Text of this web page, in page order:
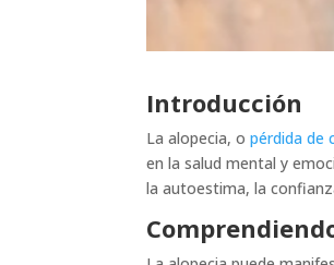
Introducción
La alopecia, opérdida de
en la salud mental y
la autoestima, la